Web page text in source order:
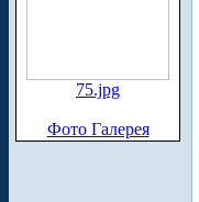
75.jpg
Фото Галерея